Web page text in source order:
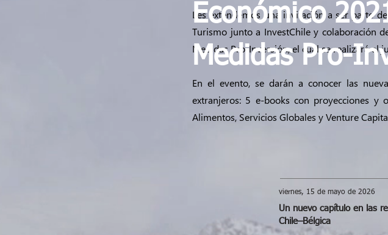
Les extendemos una invitación a ser parte
Turismo junto a InvestChile y colaboración
Medidas Pro-Inversión, el cual se realizará el
En el evento, se darán a conocer las
extranjeros: 5 e-books con proyecciones y
Alimentos, Servicios Globales y Venture
Económico
Medidas Pro-
viernes, 15 de mayo de 2026
Un nuevo capítulo en las
Chile–Bélgica